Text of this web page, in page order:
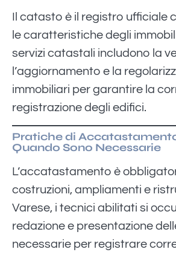
Il catasto è il registro ufficiale
le caratteristiche degli
servizi catastali includono la
l’aggiornamento e la
immobiliari per garantire la
registrazione degli edifici.
Pratiche di
Quando Sono Necessarie
L’accatastamento è
costruzioni, ampliamenti e
Varese, i tecnici abilitati si
redazione e presentazione
necessarie per registrare